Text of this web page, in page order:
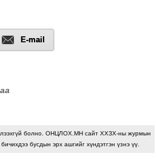
E-mail
болно. ОНЦЛОХ.МН сайт ХХЗХ-ны журмын
бусдын эрх ашгийг хүндэтгэн үзнэ үү.